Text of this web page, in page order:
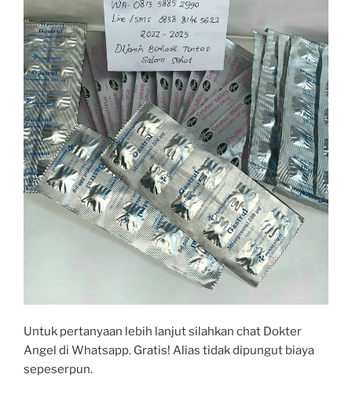
Untuk pertanyaan lebih lanjut silahkan chat Dokter
Angel di Whatsapp. Gratis! Alias tidak dipungut biaya
sepeserpun.